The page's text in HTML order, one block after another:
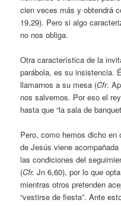
cien veces más y obtendrá
19,29). Pero si algo
no nos obliga.
Otra característica de la
parábola, es su insistencia.
llamarnos a su mesa (Cfr.
nos salvemos. Por eso el
hasta que “la sala de
Pero, como hemos dicho
de Jesús viene
las condiciones del
(Cfr. Jn 6,60), por lo que
mientras otros pretenden
“vestirse de fiesta”. Ante